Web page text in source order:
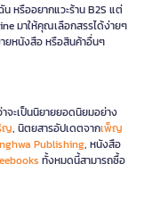
หรืออยากแวะร้าน B2S แต่
มาให้คุณเลือกสรรได้ง่ายๆ
ยหนังสือ หรือสินค้าอื่นๆ
จะเป็นนิยายยอดนิยมอย่าง
ญ, นิตยสารอัปเดตจากเพ็ญ
Publishing, หนังสือ
ทั้งหมดนี้สามารถซื้อ